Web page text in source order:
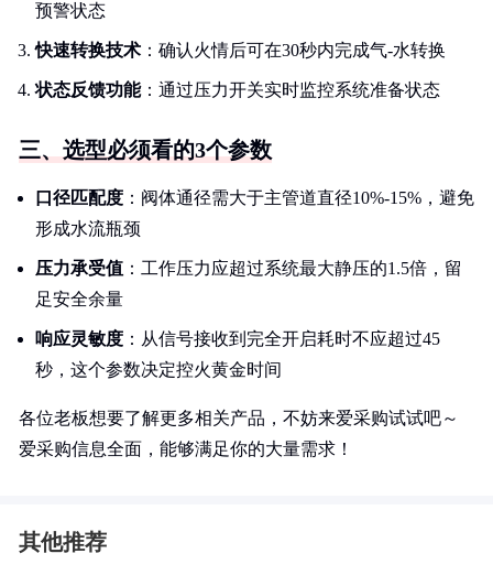
预警状态
快速转换技术 ：确认火情后可在30秒内完成气-水转换
状态反馈功能：通过压力开关实时监控系统准备状态
三、选型必须看的3个参数
口径匹配度 ：阀体通径需大于主管道直径10%-15%，避免
形成水流瓶颈
压力承受值 ：工作压力应超过系统最大静压的1.5倍，留
足安全余量
响应灵敏度 ：从信号接收到完全开启耗时不应超过45
秒，这个参数决定控火黄金时间
各位老板想要了解更多相关产品，不妨来爱采购试试吧～
爱采购信息全面，能够满足你的大量需求！
其他推荐